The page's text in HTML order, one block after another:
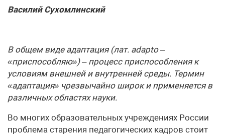
Василий Сухомлинский
В общем виде адаптация (лат. adapto –
«приспособляю») – процесс приспособления к
условиям внешней и внутренней среды. Термин
«адаптация» чрезвычайно широк и применяется в
различных областях науки.
Во многих образовательных учреждениях России
проблема старения педагогических кадров стоит